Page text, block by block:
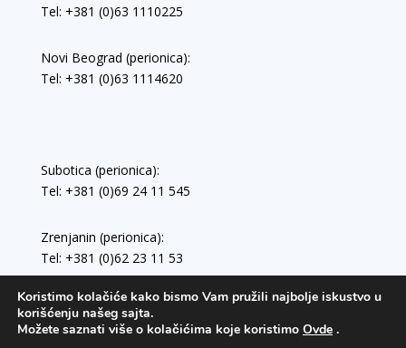
Tel: +381 (0)63 1110225
Novi Beograd (perionica):
Tel: +381 (0)63 1114620
Subotica (perionica):
Tel: +381 (0)69 24 11 545
Zrenjanin (perionica):
Tel: +381 (0)62 23 11 53
Koristimo kolačiće kako bismo Vam pružili najbolje iskustvo u
korišćenju našeg sajta.
Možete saznati više o kolačićima koje koristimo Ovde .